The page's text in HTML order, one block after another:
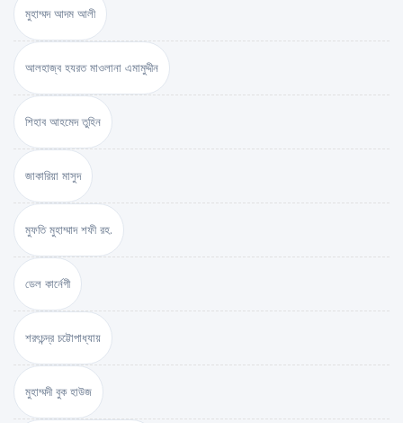
মুহাম্মদ আদম আলী
আলহাজ্ব হযরত মাওলানা এমামুদ্দীন
শিহাব আহমেদ তুহিন
জাকারিয়া মাসুদ
মুফতি মুহাম্মাদ শফী রহ.
ডেল কার্নেগী
শরৎচন্দ্র চট্টোপাধ্যায়
মুহাম্মদী বুক হাউজ